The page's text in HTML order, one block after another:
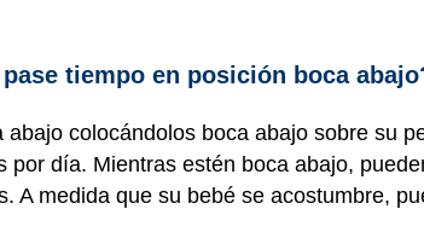
tiempo en posición boca
colocándolos boca abajo sobre su
por día. Mientras estén boca abajo,
A medida que su bebé se acostumbre,